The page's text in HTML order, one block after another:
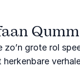
zo’n grote rol